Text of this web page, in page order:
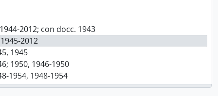
2012; con docc. 1943
2012
1945
1950, 1946-1950
1954, 1948-1954
1952